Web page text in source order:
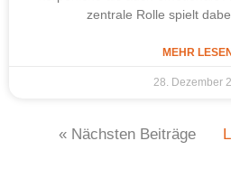
zentrale Rolle spielt
MEHR
28. Dezember
« Nächsten Beiträge